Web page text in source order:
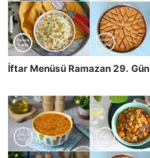
İftar Menüsü Ramazan 29. Gün